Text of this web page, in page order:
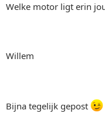
Welke motor ligt erin
Willem
Bijna tegelijk gepost